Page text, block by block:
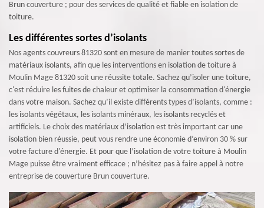
Brun couverture ; pour des services de qualité et fiable en isolation de
toiture.
Les différentes sortes d’isolants
Nos agents couvreurs 81320 sont en mesure de manier toutes sortes de
matériaux isolants, afin que les interventions en isolation de toiture à
Moulin Mage 81320 soit une réussite totale. Sachez qu’isoler une toiture,
c'est réduire les fuites de chaleur et optimiser la consommation d'énergie
dans votre maison. Sachez qu’il existe différents types d’isolants, comme :
les isolants végétaux, les isolants minéraux, les isolants recyclés et
artificiels. Le choix des matériaux d’isolation est très important car une
isolation bien réussie, peut vous rendre une économie d’environ 30 % sur
votre facture d'énergie. Et pour que l’isolation de votre toiture à Moulin
Mage puisse être vraiment efficace ; n’hésitez pas à faire appel à notre
entreprise de couverture Brun couverture.